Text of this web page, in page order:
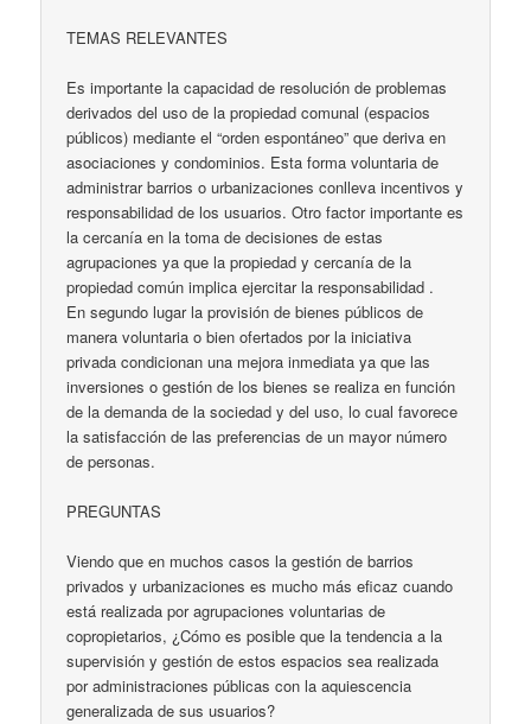
TEMAS RELEVANTES
Es importante la capacidad de resolución de problemas
derivados del uso de la propiedad comunal (espacios
públicos) mediante el “orden espontáneo” que deriva en
asociaciones y condominios. Esta forma voluntaria de
administrar barrios o urbanizaciones conlleva incentivos y
responsabilidad de los usuarios. Otro factor importante es
la cercanía en la toma de decisiones de estas
agrupaciones ya que la propiedad y cercanía de la
propiedad común implica ejercitar la responsabilidad .
En segundo lugar la provisión de bienes públicos de
manera voluntaria o bien ofertados por la iniciativa
privada condicionan una mejora inmediata ya que las
inversiones o gestión de los bienes se realiza en función
de la demanda de la sociedad y del uso, lo cual favorece
la satisfacción de las preferencias de un mayor número
de personas.
PREGUNTAS
Viendo que en muchos casos la gestión de barrios
privados y urbanizaciones es mucho más eficaz cuando
está realizada por agrupaciones voluntarias de
copropietarios, ¿Cómo es posible que la tendencia a la
supervisión y gestión de estos espacios sea realizada
por administraciones públicas con la aquiescencia
generalizada de sus usuarios?